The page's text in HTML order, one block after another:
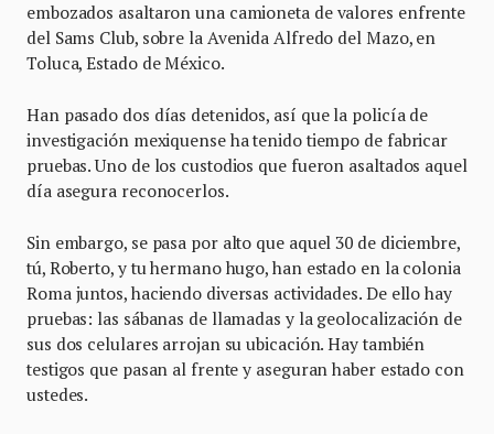
embozados asaltaron una camioneta de valores enfrente
del Sams Club, sobre la Avenida Alfredo del Mazo, en
Toluca, Estado de México.
Han pasado dos días detenidos, así que la policía de
investigación mexiquense ha tenido tiempo de fabricar
pruebas. Uno de los custodios que fueron asaltados aquel
día asegura reconocerlos.
Sin embargo, se pasa por alto que aquel 30 de diciembre,
tú, Roberto, y tu hermano hugo, han estado en la colonia
Roma juntos, haciendo diversas actividades. De ello hay
pruebas: las sábanas de llamadas y la geolocalización de
sus dos celulares arrojan su ubicación. Hay también
testigos que pasan al frente y aseguran haber estado con
ustedes.